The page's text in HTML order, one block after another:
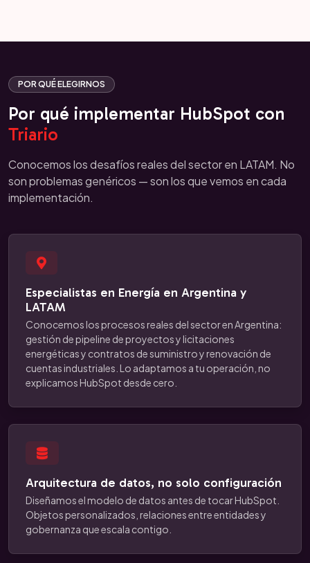
POR QUÉ ELEGIRNOS
Por qué implementar HubSpot con
Triario
Conocemos los desafíos reales del sector en LATAM. No
son problemas genéricos — son los que vemos en cada
implementación.
Especialistas en Energía en Argentina y
LATAM
Conocemos los procesos reales del sector en Argentina:
gestión de pipeline de proyectos y licitaciones
energéticas y contratos de suministro y renovación de
cuentas industriales. Lo adaptamos a tu operación, no
explicamos HubSpot desde cero.
Arquitectura de datos, no solo configuración
Diseñamos el modelo de datos antes de tocar HubSpot.
Objetos personalizados, relaciones entre entidades y
gobernanza que escala contigo.